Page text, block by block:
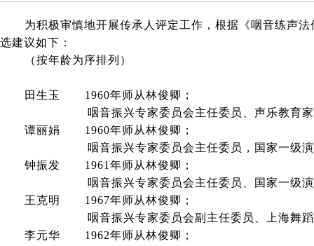
为积极审慎地开展传承人评定工作，根据《咽音练声法
选建议如下：
（按年龄为序排列）
田生玉 1960年师从林俊卿；
咽音振兴专家委员会主任委员、声乐教育家、女高
谭丽娟 1960年师从林俊卿；
咽音振兴专家委员会主任委员，国家一级演员，浙
钟振发 1961年师从林俊卿；
咽音振兴专家委员会主任委员、国家一级演员、
王克明 1967年师从林俊卿；
咽音振兴专家委员会副主任委员、上海舞蹈学校
李元华 1962年师从林俊卿；